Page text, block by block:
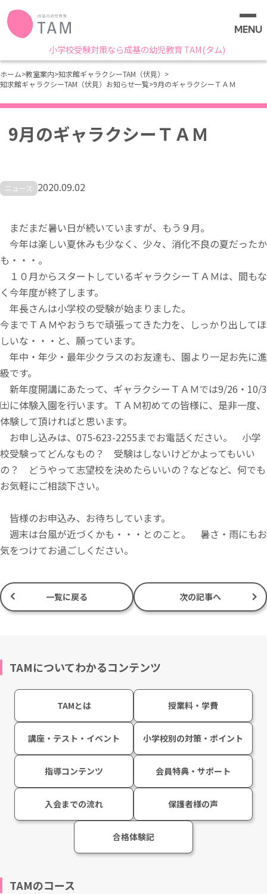
小学校受験対策なら成基の幼児教育 TAM(タム)
MENU
ホーム>教室案内>知求館ギャラクシーTAM（伏見） >
知求館ギャラクシーTAM（伏見）お知らせ一覧>9月のギャラクシーＴＡＭ
9月のギャラクシーＴＡＭ
ニュース 2020.09.02
まだまだ暑い日が続いていますが、もう９月。
今年は楽しい夏休みも少なく、少々、消化不良の夏だったか
も・・・。
１０月からスタートしているギャラクシーＴＡＭは、間もな
く今年度が終了します。
年長さんは小学校の受験が始まりました。
今までＴＡＭやおうちで頑張ってきた力を、しっかり出してほ
しいな・・・と、願っています。
年中・年少・最年少クラスのお友達も、園より一足お先に進
級です。
新年度開講にあたって、ギャラクシーＴＡＭでは9/26・10/3
㈯に体験入園を行います。ＴＡＭ初めての皆様に、是非一度、
体験して頂ければと思います。
お申し込みは、075-623-2255までお電話ください。 小学
校受験ってどんなもの？ 受験はしないけどかよってもいい
の？ どうやって志望校を決めたらいいの？などなど、何でも
お気軽にご相談下さい。
皆様のお申込み、お待ちしています。
週末は台風が近づくかも・・・とのこと。 暑さ・雨にもお
気をつけてお過ごしください。
一覧に戻る 次の記事へ
TAMについてわかるコンテンツ
TAMとは 授業料・学費
講座・テスト・イベント 小学校別の対策・ポイント
指導コンテンツ 会員特典・サポート
入会までの流れ 保護者様の声
合格体験記
TAMのコース